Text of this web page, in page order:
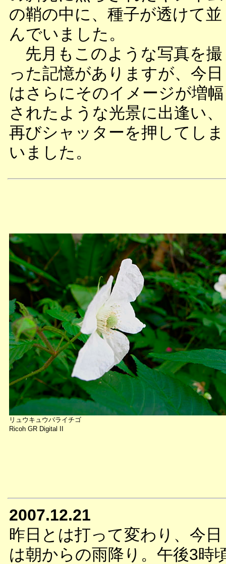
の鞘の中に、種子が透けて並
んでいました。
先月もこのような写真を撮
った記憶がありますが、今日
はさらにそのイメージが増幅
されたような光景に出逢い、
再びシャッターを押してしま
いました。
リュウキュウバライチゴ
Ricoh GR Digital II
2007.12.21
昨日とは打って変わり、今日
は朝からの雨降り。午後3時